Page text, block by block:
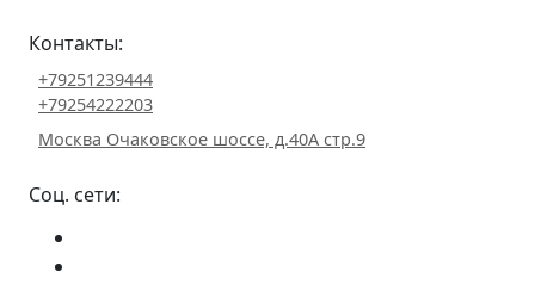
Контакты:
+79251239444
+79254222203
Москва Очаковское шоссе, д.40А стр.9
Соц. сети: